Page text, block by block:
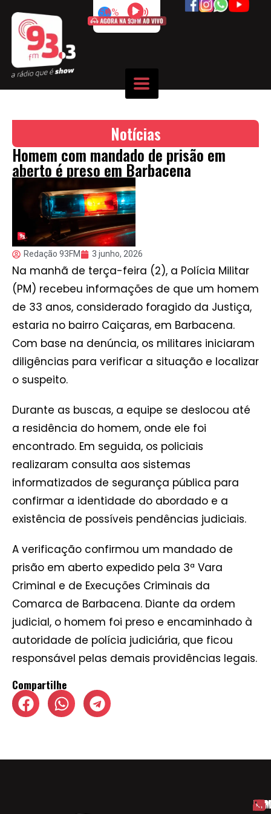
50%
Notícias
Homem com mandado de prisão em
aberto é preso em Barbacena
Redação 93FM 3 junho, 2026
Na manhã de terça-feira (2), a Polícia Militar
(PM) recebeu informações de que um homem
de 33 anos, considerado foragido da Justiça,
estaria no bairro Caiçaras, em Barbacena.
Com base na denúncia, os militares iniciaram
diligências para verificar a situação e localizar
o suspeito.
Durante as buscas, a equipe se deslocou até
a residência do homem, onde ele foi
encontrado. Em seguida, os policiais
realizaram consulta aos sistemas
informatizados de segurança pública para
confirmar a identidade do abordado e a
existência de possíveis pendências judiciais.
A verificação confirmou um mandado de
prisão em aberto expedido pela 3ª Vara
Criminal e de Execuções Criminais da
Comarca de Barbacena. Diante da ordem
judicial, o homem foi preso e encaminhado à
autoridade de polícia judiciária, que ficou
responsável pelas demais providências legais.
Compartilhe